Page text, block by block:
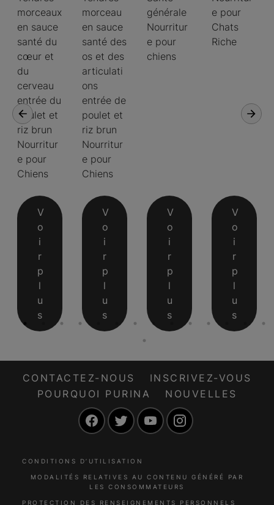
morceaux
en sauce
santé du
cœur et
du
cerveau
entrée du
poulet et
riz brun
Nourritur
e pour
Chiens
V
o
i
r
p
l
u
s
morceau
en sauce
santé des
os et des
articulati
ons
entrée de
poulet et
riz brun
Nourritur
e pour
Chiens
V
o
i
r
p
l
u
s
générale
Nourritur
e pour
chiens
V
o
i
r
p
l
u
s
e pour
Chats
Riche
V
o
i
r
p
l
u
s
CONTACTEZ-NOUS
INSCRIVEZ-VOUS
POURQUOI PURINA
NOUVELLES
FacebookTwitter YouTube
CONDITIONS D’UTILISATION
MODALITÉS RELATIVES AU CONTENU GÉNÉRÉ PAR
LES CONSOMMATEURS
PROTECTION DES RENSEIGNEMENTS PERSONNELS